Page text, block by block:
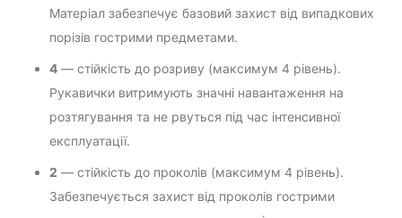
Матеріал забезпечує базовий захист від випадкових
порізів гострими предметами.
4 — стійкість до розриву (максимум 4 рівень).
Рукавички витримують значні навантаження на
розтягування та не рвуться під час інтенсивної
експлуатації.
2 — стійкість до проколів (максимум 4 рівень).
Забезпечується захист від проколів гострими